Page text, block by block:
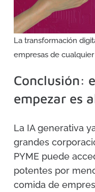
La transformación
empresas de
Conclusión:
empezar es
La IA generativa
grandes
PYME puede
potentes por
comida de